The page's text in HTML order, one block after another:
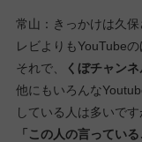
常山：きっかけは久
レビよりもYouTubeの
それで、
くぼチャン
他にもいろんな
している人は多いで
「この人の言ってい